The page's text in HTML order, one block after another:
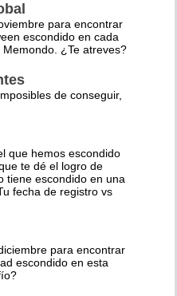
para encontrar
escondido en cada
¿Te atreves?
de conseguir,
que hemos escondido
te dé el logro de
tiene escondido en una
fecha de registro vs
para encontrar
escondido en esta